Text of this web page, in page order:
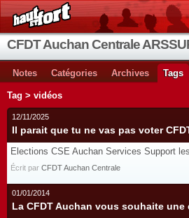
Notes Catégories Archives Tags
Tag > vidéos
12/11/2025
Il parait que tu ne vas pas voter
Elections CSE Auchan Services Support
Écrit par CFDT Auchan Centrale
01/01/2014
La CFDT Auchan vous souhaite une